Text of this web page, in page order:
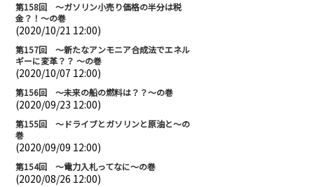
第158回 ～ガソリン小売り価格の半分は税
金？！～の巻
(2020/10/21 12:00)
第157回 ～新たなアンモニア合成法でエネル
ギーに変革？？ ～の巻
(2020/10/07 12:00)
第156回 ～未来の船の燃料は？？～の巻
(2020/09/23 12:00)
第155回 ～ドライブとガソリンと原油と～の
巻
(2020/09/09 12:00)
第154回 ～電力入札ってなに～の巻
(2020/08/26 12:00)